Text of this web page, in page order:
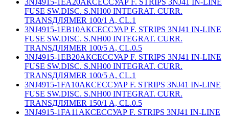
FUSE SW.DISC. S.NH00 INTEGRAT. CURR.
TRANSДЛЯMER 100/1 A, CL.1
3NJ4915-1EB10АКСЕССУАР F. STRIPS 3NJ41 IN-LINE
FUSE SW.DISC. S.NH00 INTEGRAT. CURR.
TRANSДЛЯMER 100/5 A, CL.0.5
3NJ4915-1EB20АКСЕССУАР F. STRIPS 3NJ41 IN-LINE
FUSE SW.DISC. S.NH00 INTEGRAT. CURR.
TRANSДЛЯMER 100/5 A, CL.1
3NJ4915-1FA10АКСЕССУАР F. STRIPS 3NJ41 IN-LINE
FUSE SW.DISC. S.NH00 INTEGRAT. CURR.
TRANSДЛЯMER 150/1 A, CL.0.5
3NJ4915-1FA11 АКСЕССУАР F. STRIPS 3NJ41 IN-LINE